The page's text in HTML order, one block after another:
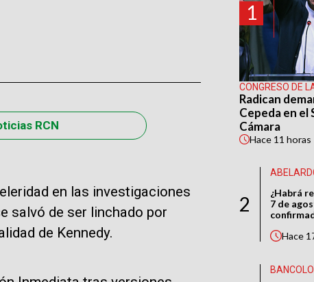
RCN
en las investigaciones
salvó de ser linchado por
de Kennedy.
1
CONGRESO DE
Radican
Cepeda en el
Cámara
Hace 11 horas
2
¿Habrá
7 de
Hace